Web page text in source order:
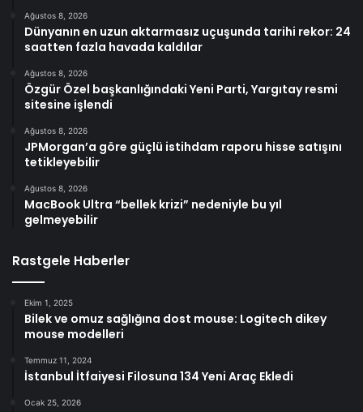
Ağustos 8, 2026
Dünyanın en uzun aktarmasız uçuşunda tarihi rekor: 24
saatten fazla havada kaldılar
Ağustos 8, 2026
Özgür Özel başkanlığındaki Yeni Parti, Yargıtay resmi
sitesine işlendi
Ağustos 8, 2026
JPMorgan’a göre güçlü istihdam raporu hisse satışını
tetikleyebilir
Ağustos 8, 2026
MacBook Ultra “bellek krizi” nedeniyle bu yıl
gelmeyebilir
Rastgele Haberler
Ekim 1, 2025
Bilek ve omuz sağlığına dost mouse: Logitech dikey
mouse modelleri
Temmuz 11, 2024
İstanbul İtfaiyesi Filosuna 134 Yeni Araç Ekledi
Ocak 25, 2026